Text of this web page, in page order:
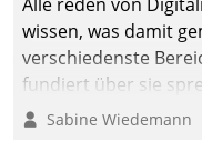
sich dabei für den
der Lösung über die
Cloud Platform
entschieden - als
Unternehmen am
wissen, was damit
verschiedenste
fundiert über sie
klären. Ein Aspekt
Sabine Wiedemann